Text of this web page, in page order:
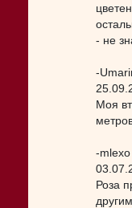
- не
-
Моя
-mlexo
Роза